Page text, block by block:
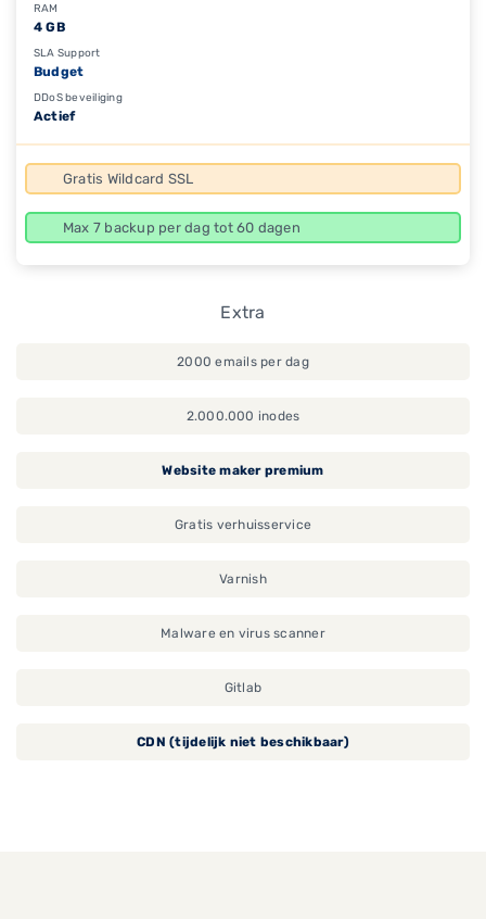
RAM
4 GB
SLA Support
Budget
DDoS beveiliging
Actief
Gratis Wildcard SSL
Max 7 backup per dag tot 60 dagen
Extra
2000 emails per dag
2.000.000 inodes
Website maker premium
Gratis verhuisservice
Varnish
Malware en virus scanner
Gitlab
CDN (tijdelijk niet beschikbaar)